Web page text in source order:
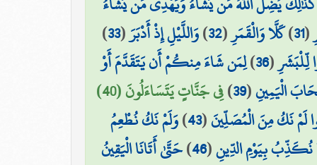
(
31
)كَلَّا وَالْقَمَرِ(
32
)وَاللَّيْلِ إِذْ أَدْبَرَ(
33
)
لِّلْبَشَرِ(
36
)لِمَن شَاءَ مِنكُمْ أَن يَتَقَدَّمَ أَوْ
الْيَمِينِ(
39
)فِي جَنَّاتٍ يَتَسَاءَلُونَ (40)
لَمْ نَكُ مِنَ الْمُصَلِّينَ(
43
)وَلَمْ نَكُ نُطْعِمُ
نُكَذِّبُ بِيَوْمِ الدِّينِ(
46
)حَتَّىٰ أَتَانَا الْيَقِينُ